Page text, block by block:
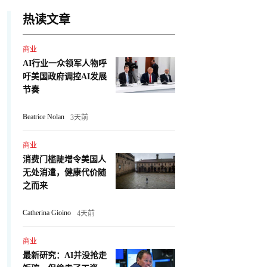
热读文章
商业
AI行业一众领军人物呼
吁美国政府调控AI发展
节奏
Beatrice Nolan 3天前
商业
消费门槛陡增令美国人
无处消遣，健康代价随
之而来
Catherina Gioino 4天前
商业
最新研究：AI并没抢走